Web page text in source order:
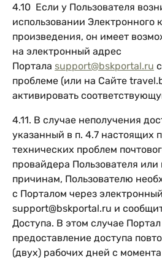
4.10 Если у Пользователя
использовании Электронного
произведения, он имеет
на электронный адрес
Портала support@bskportal.ru
проблеме (или на Сайте
активировать
4.11. В случае неполучения
указанный в п. 4.7 настоящих
технических проблем
провайдера Пользователя
причинам, Пользователю
с Порталом через
support@bskportal.ru и
Доступа. В этом случае
предоставление доступа
(двух) рабочих дней с